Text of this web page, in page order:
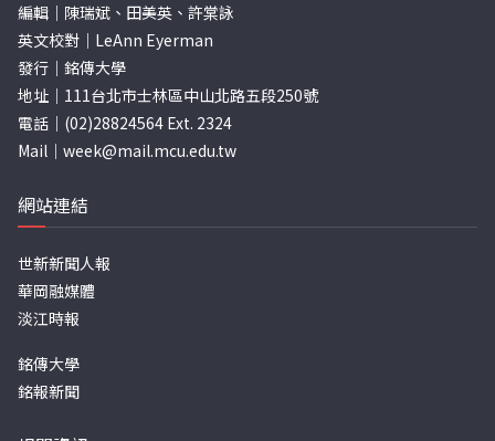
編輯｜陳瑞斌、田美英、許棠詠
英文校對｜LeAnn Eyerman
發行｜銘傳大學
地址｜111台北市士林區中山北路五段250號
電話｜(02)28824564 Ext. 2324
Mail｜ week@mail.mcu.edu.tw
網站連結
世新新聞人報
華岡融媒體
淡江時報
銘傳大學
銘報新聞